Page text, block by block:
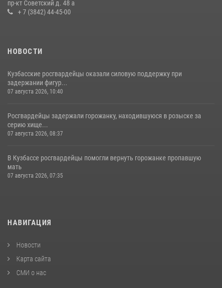
20 июля 2026, 08:52
пр-кт Советский д. 48 а
+ 7 (3842) 44-45-00
НОВОСТИ
Кузбасские росгвардейцы оказали силовую поддержку при
задержании фигур...
07 августа 2026, 10:40
Росгвардейцы задержали горожанку, находившуюся в розыске за
серию хище...
07 августа 2026, 08:37
В Кузбассе росгвардейцы помогли вернуть горожанке пропавшую
мать
07 августа 2026, 07:35
НАВИГАЦИЯ
Новости
Карта сайта
СМИ о нас